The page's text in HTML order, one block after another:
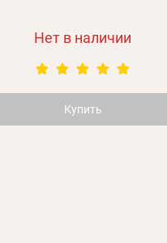
Нет в наличии
Купить